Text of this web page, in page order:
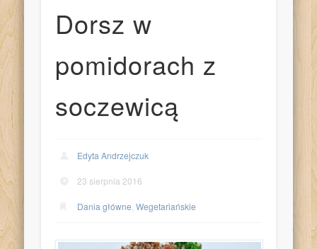
Dorsz w
pomidorach z
soczewicą
Edyta Andrzejczuk
23 sierpnia 2016
Dania główne ,Wegetariańskie